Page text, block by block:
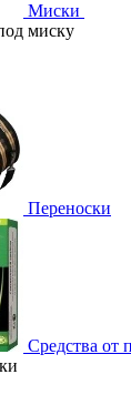
Миски
миску
Переноски
Средства от